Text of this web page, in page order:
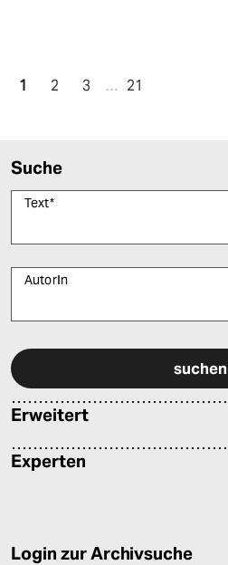
1 2 3 … 21
Suche
Text*
AutorIn
Erweitert
Experten
Login zur Archivsuche